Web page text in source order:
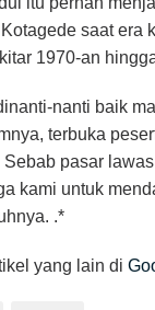
saat era
1970-an
nanti baik
terbuka
pasar
kami untuk
.*
yang lain di